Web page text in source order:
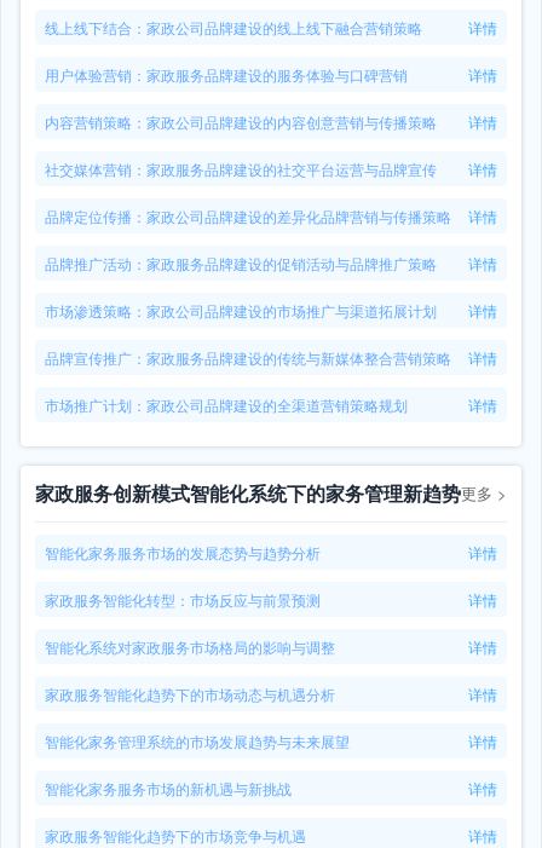
线上线下结合：家政公司品牌建设的线上线下融合营销策略 详情
用户体验营销：家政服务品牌建设的服务体验与口碑营销 详情
内容营销策略：家政公司品牌建设的内容创意营销与传播策略 详情
社交媒体营销：家政服务品牌建设的社交平台运营与品牌宣传 详情
品牌定位传播：家政公司品牌建设的差异化品牌营销与传播策略 详情
品牌推广活动：家政服务品牌建设的促销活动与品牌推广策略 详情
市场渗透策略：家政公司品牌建设的市场推广与渠道拓展计划 详情
品牌宣传推广：家政服务品牌建设的传统与新媒体整合营销策略 详情
市场推广计划：家政公司品牌建设的全渠道营销策略规划 详情
家政服务创新模式智能化系统下的家务管理新趋势更多 >
智能化家务服务市场的发展态势与趋势分析 详情
家政服务智能化转型：市场反应与前景预测 详情
智能化系统对家政服务市场格局的影响与调整 详情
家政服务智能化趋势下的市场动态与机遇分析 详情
智能化家务管理系统的市场发展趋势与未来展望 详情
智能化家务服务市场的新机遇与新挑战 详情
家政服务智能化趋势下的市场竞争与机遇 详情